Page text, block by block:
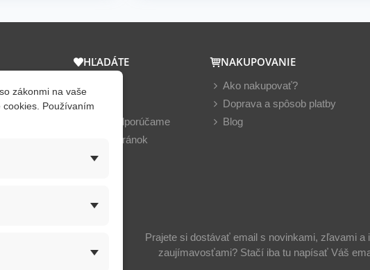
HĽADÁTE
Novinky
Teraz odporúčame
Mapa stránok
NAKUPOVANIE
Ako nakupovať?
Doprava a spôsob platby
Blog
Prajete si dostávať email s novinkami, zľavami a
zaujímavosťami? Stačí iba tu napísať Váš
zákonmi na vaše
Používaním